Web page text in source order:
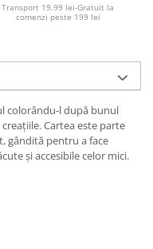
Transport 19.99 lei-Gratuit la
comenzi peste 199 lei
colorându-l după bunul
Cartea este parte
gândită pentru a face
și accesibile celor mici.